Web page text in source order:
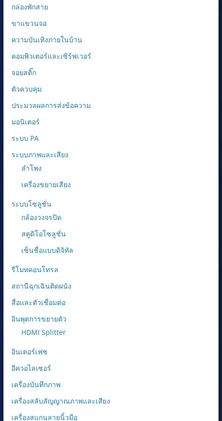
กล่องพักสาย
ขาแขวนจอ
ความบันเทิงภายในบ้าน
คอมพิวเตอร์และเซิร์ฟเวอร์
จอยสติ๊ก
ตัวควบคุม
ประมวลผลการส่งข้อความ
มอนิเตอร์
ระบบ PA
ระบบภาพและเสียง
ลำโพง
เครื่องขยายเสียง
ระบบโซลูชั่น
กล้องวงจรปิด
สตูดิโอโซลูชั่น
เซ็นชื่อแบบดิจิทัล
รีโมทคอนโทรล
สถานีฉุกเฉินติดผนัง
สื่อและตัวเชื่อมต่อ
อินพุตการขยายตัว
HDMI Splitter
อินเตอร์เฟซ
อีควอไลเซอร์
เครื่องบันทึกภาพ
เครื่องสลับสัญญาณภาพและเสียง
เครื่องสแกนลายนิ้วมือ